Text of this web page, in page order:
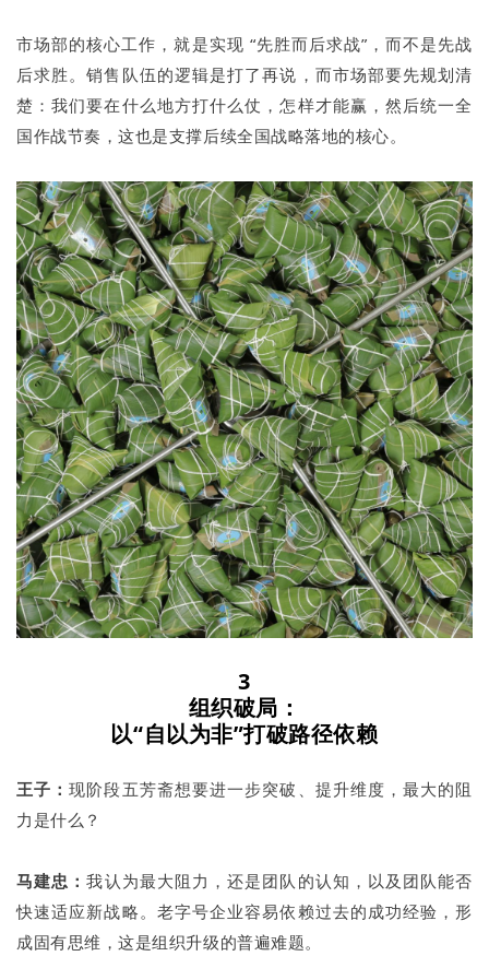
市场部的核心工作，就是实现 “先胜而后求战”，而不是先战
后求胜。销售队伍的逻辑是打了再说，而市场部要先规划清
楚：我们要在什么地方打什么仗，怎样才能赢，然后统一全
国作战节奏，这也是支撑后续全国战略落地的核心。
3
组织破局：
以“自以为非”打破路径依赖
王子：现阶段五芳斋想要进一步突破、提升维度，最大的阻
力是什么？
马建忠：我认为最大阻力，还是团队的认知，以及团队能否
快速适应新战略。老字号企业容易依赖过去的成功经验，形
成固有思维，这是组织升级的普遍难题。